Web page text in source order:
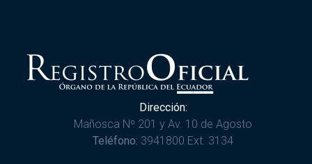
Dirección:
Mañosca Nº 201 y Av. 10 de Agosto
Teléfono: 3941800 Ext. 3134